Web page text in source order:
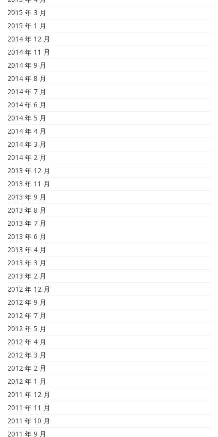
2015 年 3 月
2015 年 1 月
2014 年 12 月
2014 年 11 月
2014 年 9 月
2014 年 8 月
2014 年 7 月
2014 年 6 月
2014 年 5 月
2014 年 4 月
2014 年 3 月
2014 年 2 月
2013 年 12 月
2013 年 11 月
2013 年 9 月
2013 年 8 月
2013 年 7 月
2013 年 6 月
2013 年 4 月
2013 年 3 月
2013 年 2 月
2012 年 12 月
2012 年 9 月
2012 年 7 月
2012 年 5 月
2012 年 4 月
2012 年 3 月
2012 年 2 月
2012 年 1 月
2011 年 12 月
2011 年 11 月
2011 年 10 月
2011 年 9 月